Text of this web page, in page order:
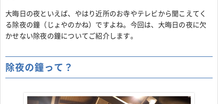
大晦日の夜といえば、やはり近所のお寺やテレビから聞こえてく
る除夜の鐘（じょやのかね）ですよね。今回は、大晦日の夜に欠
かせない除夜の鐘についてご紹介します。
除夜の鐘って？